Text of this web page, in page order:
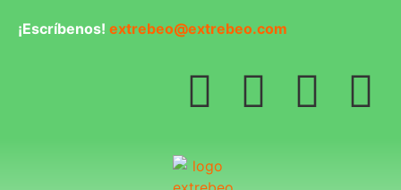
¡Escríbenos! extrebeo@extrebeo.com